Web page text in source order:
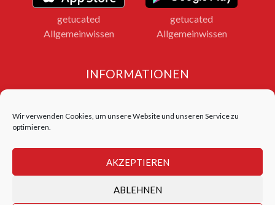
Wir verwenden Cookies, um unsere Website und unseren Service zu
optimieren.
AKZEPTIEREN
ABLEHNEN
getucated
Allgemeinwissen
getucated
Allgemeinwissen
INFORMATIONEN
Impressum
Bildnachweise
Login Test Center